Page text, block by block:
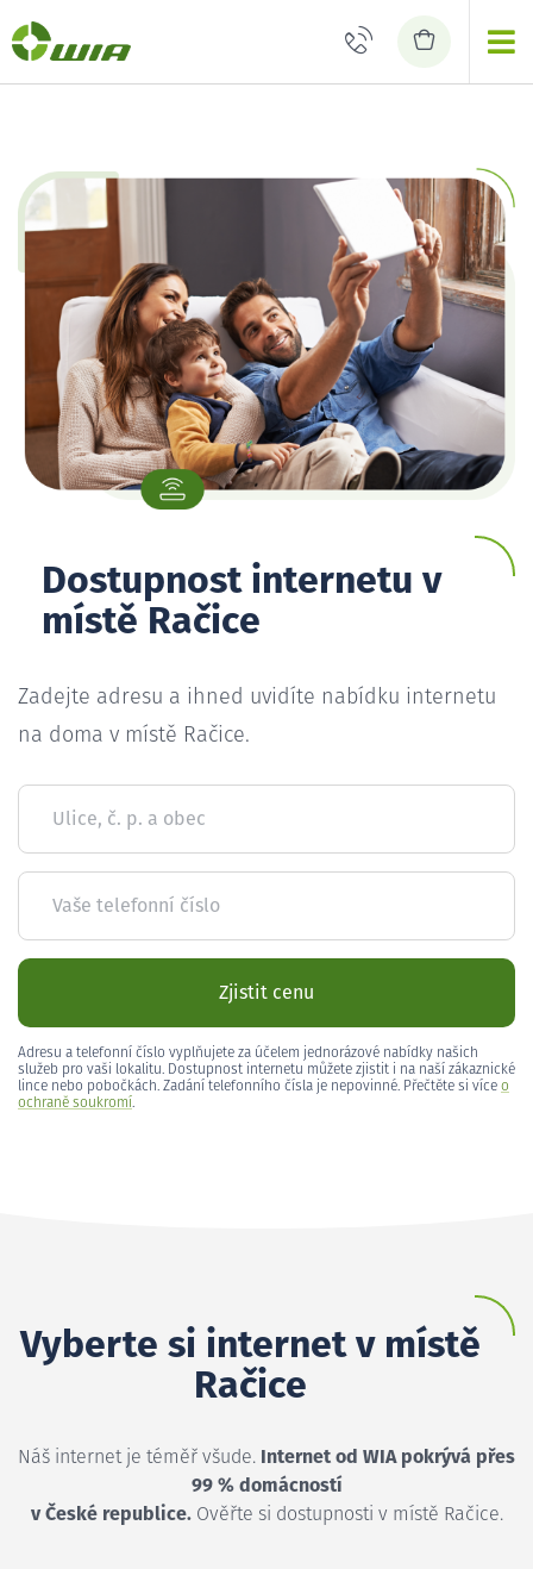
Dostupnost internetu v
místě Račice
Zadejte adresu a ihned uvidíte nabídku internetu
na doma v místě Račice.
Ulice, č. p. a obec
Vaše telefonní číslo
Zjistit cenu
Adresu a telefonní číslo vyplňujete za účelem jednorázové nabídky našich
služeb pro vaši lokalitu. Dostupnost internetu můžete zjistit i na naší zákaznické
lince nebo pobočkách. Zadání telefonního čísla je nepovinné. Přečtěte si více o
ochraně soukromí.
Vyberte si internet v místě
Račice
Náš internet je téměř všude. Internet od WIA pokrývá přes
99 % domácností
v České republice.Ověřte si dostupnosti v místě Račice.